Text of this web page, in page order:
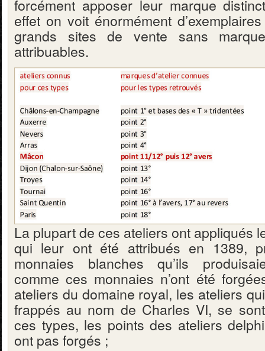
forcément apposer leur marque
effet on voit énormément
grands sites de vente sans
attribuables.
La plupart de ces ateliers ont appliqués
qui leur ont été attribués en 1389,
monnaies blanches qu’ils
comme ces monnaies n’ont été
ateliers du domaine royal, les ateliers
frappés au nom de Charles VI, se
ces types, les points des ateliers
ont pas forgés ;